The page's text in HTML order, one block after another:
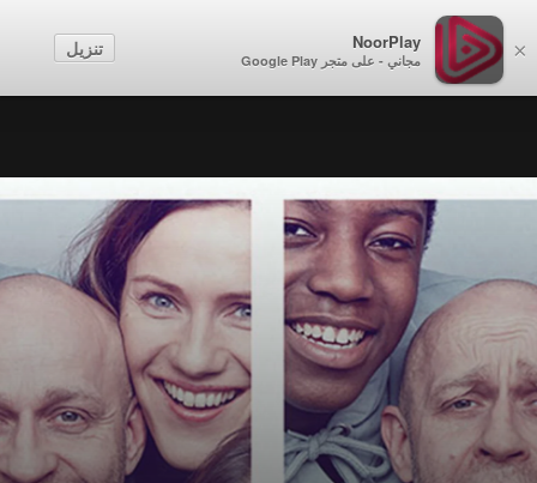
×
NoorPlay
مجاني - على متجر Google Play
تنزيل